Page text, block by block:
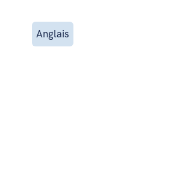
Anglais